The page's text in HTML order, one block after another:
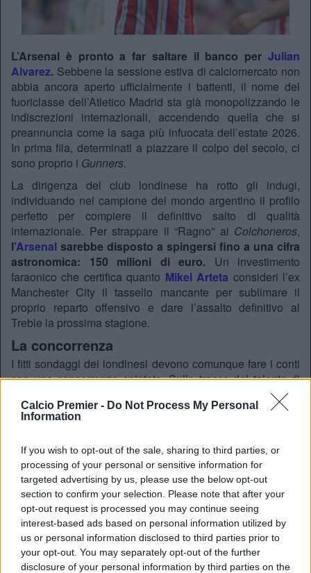
Calcio Premier - Do Not Process My Personal
Information
If you wish to opt-out of the sale, sharing to third parties, or
processing of your personal or sensitive information for
targeted advertising by us, please use the below opt-out
section to confirm your selection. Please note that after your
opt-out request is processed you may continue seeing
interest-based ads based on personal information utilized by
us or personal information disclosed to third parties prior to
your opt-out. You may separately opt-out of the further
disclosure of your personal information by third parties on the
L’Arsenal è pronto a far saltare il banco per Julian
Alvarez. Sebbene la sessione estiva di calciomercato non
abbia ancora aperto ufficialmente i battenti, il nome del
fuoriclasse dell’Atletico Madrid sta già monopolizzando le
indiscrezioni internazionali, accendendo quella che si
preannuncia come la saga più infuocata dell’estate 2026.
In prima fila, determinati a piazzare il colpo del secolo, ci
sono proprio i Gunners.
La dirigenza del club londinese ha rotto gli indugi,
individuando nel campione del mondo argentino il profilo
perfetto per compiere il definitivo salto di qualità
internazionale. Per strappare il “Ragno” ai Colchoneros,
l’Arsenal sarebbe disposto a spingersi fino a una cifra
astronomica: 150 milioni di euro. Un investimento
faraonico che certifica quanto Mikel Arteta consideri l’ex
Manchester City il tassello mancante per sublimare il
proprio reparto offensivo e dare l’assalto definitivo al
Treble la prossima stagione.
La concorrenza
I fitti sondaggi dei londinesi devono comunque fare i conti
con una concorrenza spietata. Sulle tracce del talento di
, i cui
emissari avrebbero recentemente incontrato l’agente del
calciatore, Fernando Hidalgo, per illustrare le ambizioni
per l’Arsenal si chiama Barcellona: la Catalogna resta
una destinazione gradita all’attaccante, tanto che i
blaugrana avrebbero già incassato ben due rifiuti
dall’Atletico Madrid dopo aver messo sul piatto prima 70
milioni più il cartellino di Ferran Torres, e successivamente
un’offertacash da 100 milioni di euro.Cifre che, in ogni
caso, impallidiscono di fronte alla potenza di fuoco
economica pronta a essere sprigionata dall’Arsenal.